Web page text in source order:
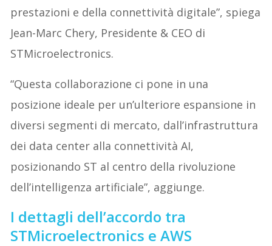
prestazioni e della connettività digitale”, spiega
Jean-Marc Chery, Presidente & CEO di
STMicroelectronics.
“Questa collaborazione ci pone in una
posizione ideale per un’ulteriore espansione in
diversi segmenti di mercato, dall’infrastruttura
dei data center alla connettività AI,
posizionando ST al centro della rivoluzione
dell’intelligenza artificiale”, aggiunge.
I dettagli dell’accordo tra
STMicroelectronics e AWS